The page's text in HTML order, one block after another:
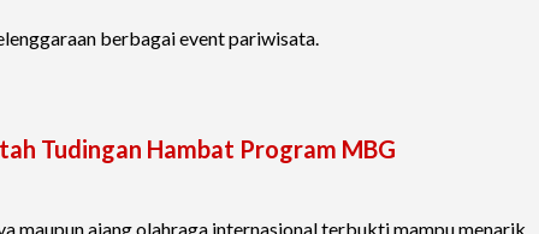
berbagai event pariwisata.
Tudingan Hambat Program MBG
maupun ajang olahraga internasional terbukti mampu menarik